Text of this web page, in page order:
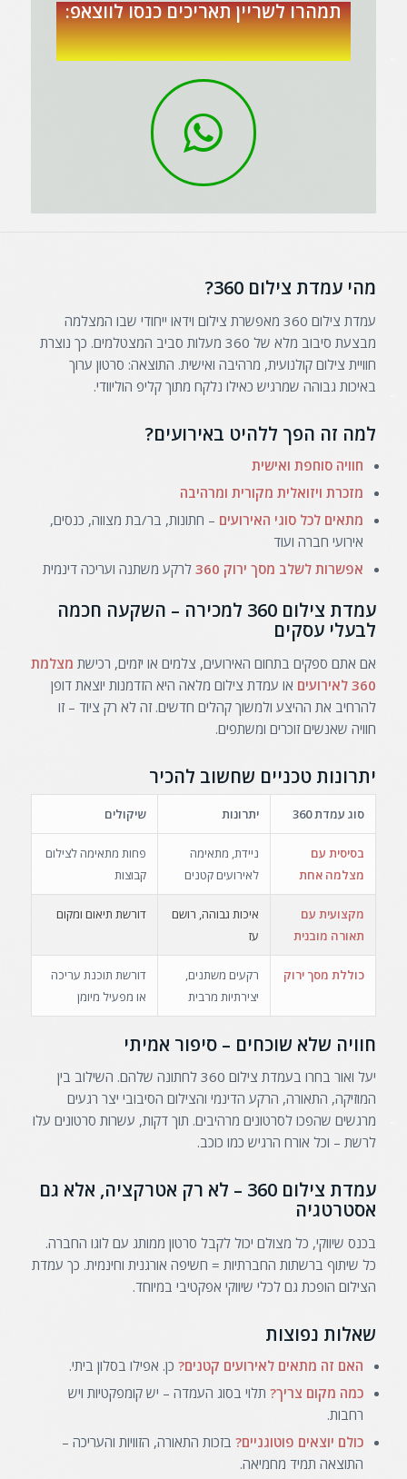
תמהרו לשריין תאריכים כנסו לווצאפ:
מהי עמדת צילום 360?
עמדת צילום 360 מאפשרת צילום וידאו ייחודי שבו המצלמה
מבצעת סיבוב מלא של 360 מעלות סביב המצטלמים. כך נוצרת
חוויית צילום קולנועית, מרהיבה ואישית. התוצאה: סרטון ערוך
באיכות גבוהה שמרגיש כאילו נלקח מתוך קליפ הוליוודי.
למה זה הפך ללהיט באירועים?
חוויה סוחפת ואישית
מזכרת ויזואלית מקורית ומרהיבה
מתאים לכל סוגי האירועים – חתונות, בר/בת מצווה, כנסים,
אירועי חברה ועוד
אפשרות לשלב מסך ירוק 360
לרקע משתנה ועריכה דינמית
עמדת צילום 360 למכירה – השקעה חכמה
לבעלי עסקים
אם אתם ספקים בתחום האירועים, צלמים או יזמים, רכישת מצלמת
360 לאירועים
או עמדת צילום מלאה היא הזדמנות יוצאת דופן
להרחיב את ההיצע ולמשוך קהלים חדשים. זה לא רק ציוד – זו
חוויה שאנשים זוכרים ומשתפים.
יתרונות טכניים שחשוב להכיר
סוג עמדת 360 יתרונות שיקולים
בסיסית עם
מצלמה אחת
ניידת, מתאימה
לאירועים קטנים
פחות מתאימה לצילום
קבוצות
מקצועית עם
תאורה מובנית
איכות גבוהה, רושם
עז
דורשת תיאום ומקום
כוללת מסך ירוק
רקעים משתנים,
יצירתיות מרבית
דורשת תוכנת עריכה
או מפעיל מיומן
חוויה שלא שוכחים – סיפור אמיתי
יעל ואור בחרו בעמדת צילום 360 לחתונה שלהם. השילוב בין
המוזיקה, התאורה, הרקע הדינמי והצילום הסיבובי יצר רגעים
מרגשים שהפכו לסרטונים מרהיבים. תוך דקות, עשרות סרטונים עלו
לרשת – וכל אורח הרגיש כמו כוכב.
עמדת צילום 360 – לא רק אטרקציה, אלא גם
אסטרטגיה
בכנס שיווקי, כל מצולם יכול לקבל סרטון ממותג עם לוגו החברה.
כל שיתוף ברשתות החברתיות = חשיפה אורגנית וחינמית. כך עמדת
הצילום הופכת גם לכלי שיווקי אפקטיבי במיוחד.
שאלות נפוצות
האם זה מתאים לאירועים קטנים?כן. אפילו בסלון ביתי.
כמה מקום צריך?תלוי בסוג העמדה – יש קומפקטיות ויש
רחבות.
כולם יוצאים פוטוגניים?בזכות התאורה, הזוויות והעריכה –
התוצאה תמיד מחמיאה.